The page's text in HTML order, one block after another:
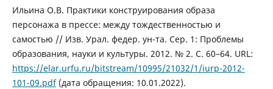
Ильина О.В. Практики конструирования образа
персонажа в прессе: между тождественностью и
самостью // Изв. Урал. федер. ун-та. Сер. 1: Проблемы
образования, науки и культуры. 2012. № 2. С. 60–64. URL:
https://elar.urfu.ru/bitstream/10995/21032/1/iurp-2012-
101-09.pdf(дата обращения: 10.01.2022).